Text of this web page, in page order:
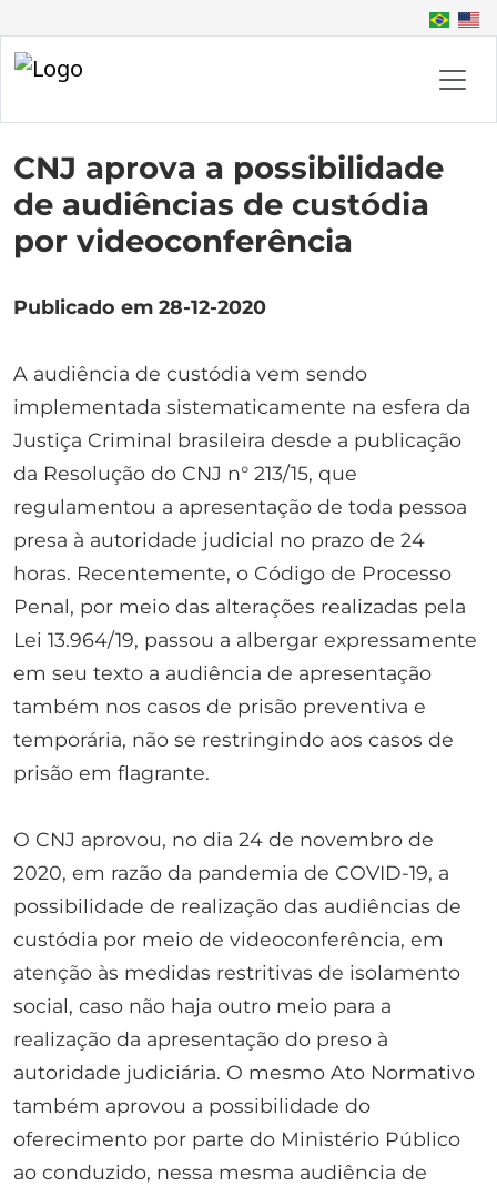
CNJ aprova a possibilidade
de audiências de custódia
por videoconferência
Publicado em 28-12-2020
A audiência de custódia vem sendo
implementada sistematicamente na esfera da
Justiça Criminal brasileira desde a publicação
da Resolução do CNJ n° 213/15, que
regulamentou a apresentação de toda pessoa
presa à autoridade judicial no prazo de 24
horas. Recentemente, o Código de Processo
Penal, por meio das alterações realizadas pela
Lei 13.964/19, passou a albergar expressamente
em seu texto a audiência de apresentação
também nos casos de prisão preventiva e
temporária, não se restringindo aos casos de
prisão em flagrante.
O CNJ aprovou, no dia 24 de novembro de
2020, em razão da pandemia de COVID-19, a
possibilidade de realização das audiências de
custódia por meio de videoconferência, em
atenção às medidas restritivas de isolamento
social, caso não haja outro meio para a
realização da apresentação do preso à
autoridade judiciária. O mesmo Ato Normativo
também aprovou a possibilidade do
oferecimento por parte do Ministério Público
ao conduzido, nessa mesma audiência de